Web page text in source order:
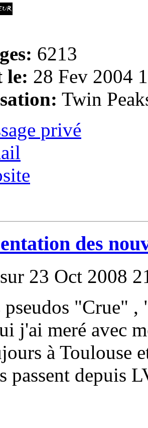
6213
le: 28 Fev 2004
Twin
privé
des
sur 23 Oct 2008
pseudos "Crue"
j'ai meré avec
à Toulouse
passent depuis